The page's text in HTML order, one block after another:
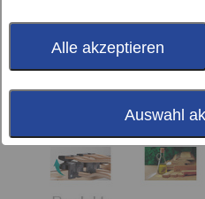
Alle akzeptieren
Auswahl